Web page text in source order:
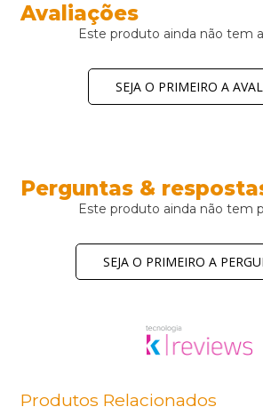
Avaliações
Este produto ainda não tem
SEJA O PRIMEIRO A
Perguntas &
Este produto ainda não tem
SEJA O PRIMEIRO A
Produtos Relacionados